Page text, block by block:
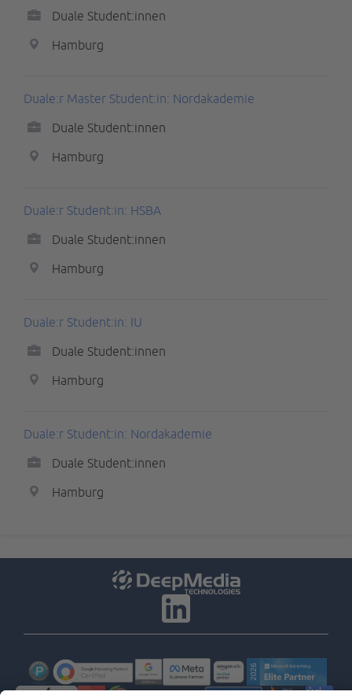
Duale Student:innen
Hamburg
Duale:r Master Student:in: Nordakademie
Duale Student:innen
Hamburg
Duale:r Student:in: HSBA
Duale Student:innen
Hamburg
Duale:r Student:in: IU
Duale Student:innen
Hamburg
Duale:r Student:in: Nordakademie
Duale Student:innen
Hamburg